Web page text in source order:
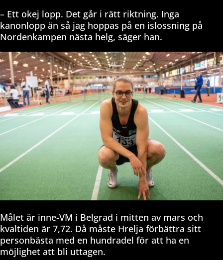
– Ett okej lopp. Det går i rätt riktning. Inga
kanonlopp än så jag hoppas på en islossning på
Nordenkampen nästa helg, säger han.
Målet är inne-VM i Belgrad i mitten av mars och
kvaltiden är 7,72. Då måste Hrelja förbättra sitt
personbästa med en hundradel för att ha en
möjlighet att bli uttagen.